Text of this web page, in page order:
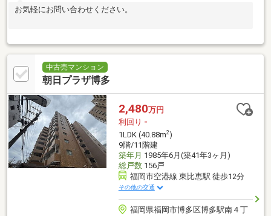
お気軽にお問い合わせください。
中古売マンション
朝日プラザ博多
2,480万円
利回り -
1LDK (40.88m2)
9階/11階建
築年月 1985年6月(築41年3ヶ月)
総戸数156戸
福岡市空港線 東比恵駅 徒歩12分
その他の交通
福岡県福岡市博多区博多駅南４丁